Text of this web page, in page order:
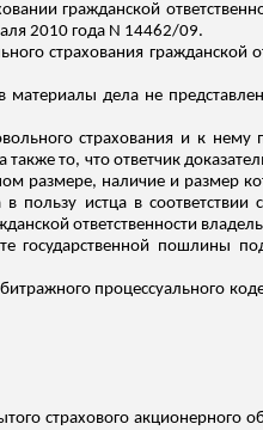
гражданской
2010 года N 14462/09.
страхования гражданской
дела не
страхования и к
то, что ответчик
размере, наличие и размер
истца в соответствии
ответственности
государственной пошлины
процессуального
страхового акционерного